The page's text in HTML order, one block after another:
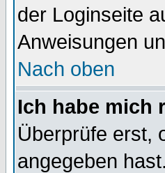
der Loginseite
Anweisungen
Nach oben
Ich habe mich
Überprüfe erst,
angegeben